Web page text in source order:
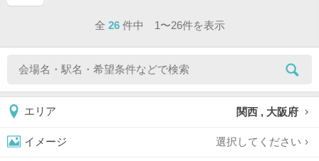
ページ目
全 26 件中 1〜26件を表示
エリア 関西 , 大阪府
イメージ 選択してください